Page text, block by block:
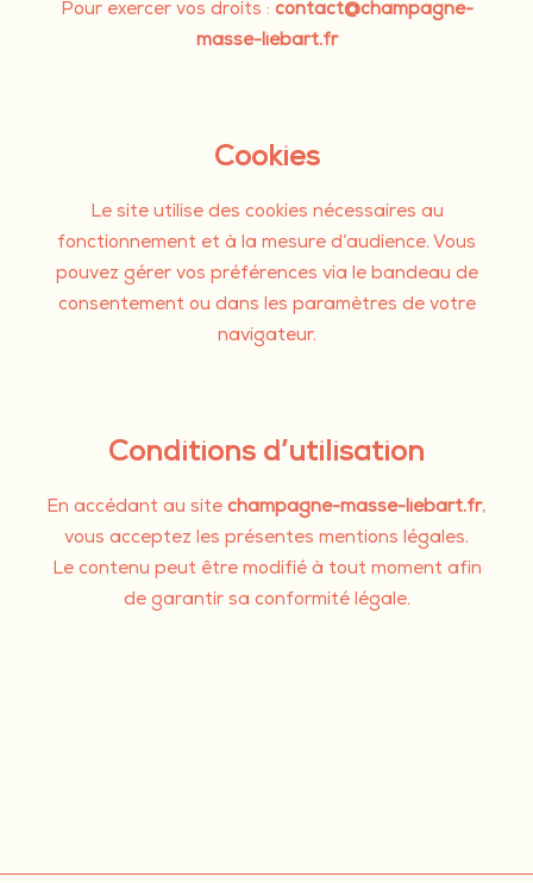
Pour exercer vos droits : contact@champagne-
masse-liebart.fr
Cookies
Le site utilise des cookies nécessaires au
fonctionnement et à la mesure d’audience. Vous
pouvez gérer vos préférences via le bandeau de
consentement ou dans les paramètres de votre
navigateur.
Conditions d’utilisation
En accédant au site champagne-masse-liebart.fr,
vous acceptez les présentes mentions légales.
Le contenu peut être modifié à tout moment afin
de garantir sa conformité légale.